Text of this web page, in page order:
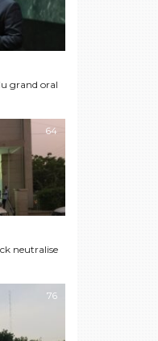
grand oral
64
neutralise
76